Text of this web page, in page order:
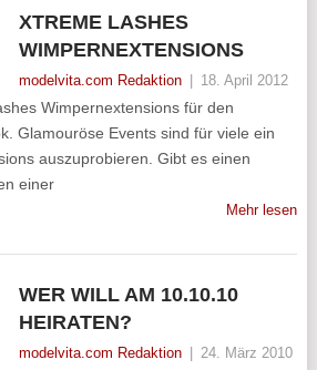
XTREME LASHES
WIMPERNEXTENSIONS
modelvita.com Redaktion 18. April 2012
Wimpernextensions für den
Glamouröse Events sind für viele ein
auszuprobieren. Gibt es einen
einer
Mehr lesen
WER WILL AM 10.10.10
HEIRATEN?
modelvita.com Redaktion 24. März 2010